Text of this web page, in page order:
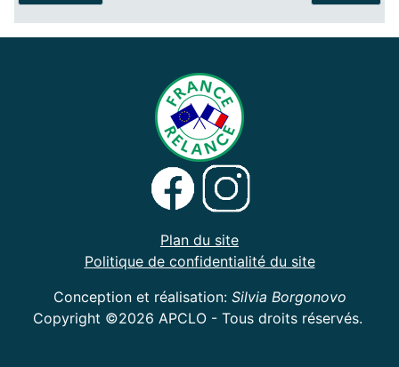
Plan du site
Politique de confidentialité du site
Conception et réalisation: Silvia Borgonovo
Copyright ©2026 APCLO - Tous droits réservés.